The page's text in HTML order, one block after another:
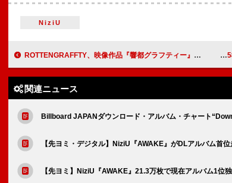
NiziU
ROTTENGRAFFTY、映像作品『響都グラフティー』ティザー映像＆詳細公開 斉
関連ニュース
Billboard JAPANダウンロード・アルバム・チャート
【先ヨミ・デジタル】NiziU『AWAKE』がDLアルバム首
【先ヨミ】NiziU『AWAKE』21.3万枚で現在アルバム1位